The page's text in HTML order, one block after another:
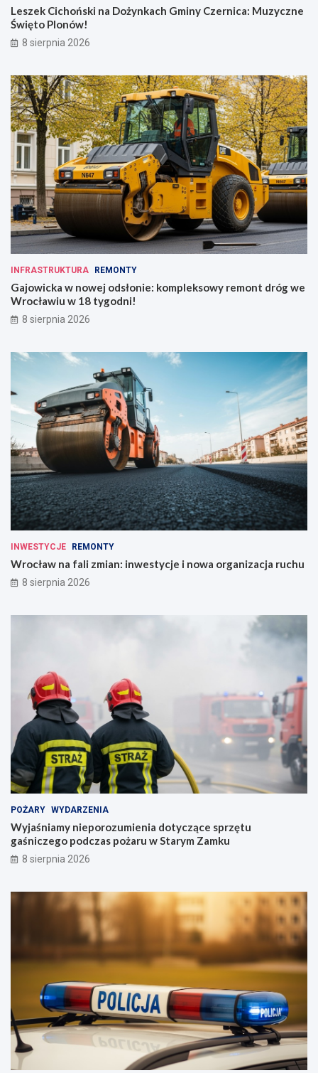
Leszek Cichoński na Dożynkach Gminy Czernica: Muzyczne
Święto Plonów!
8 sierpnia 2026
INFRASTRUKTURA REMONTY
Gajowicka w nowej odsłonie: kompleksowy remont dróg we
Wrocławiu w 18 tygodni!
8 sierpnia 2026
INWESTYCJE REMONTY
Wrocław na fali zmian: inwestycje i nowa organizacja ruchu
8 sierpnia 2026
POŻARY WYDARZENIA
Wyjaśniamy nieporozumienia dotyczące sprzętu
gaśniczego podczas pożaru w Starym Zamku
8 sierpnia 2026